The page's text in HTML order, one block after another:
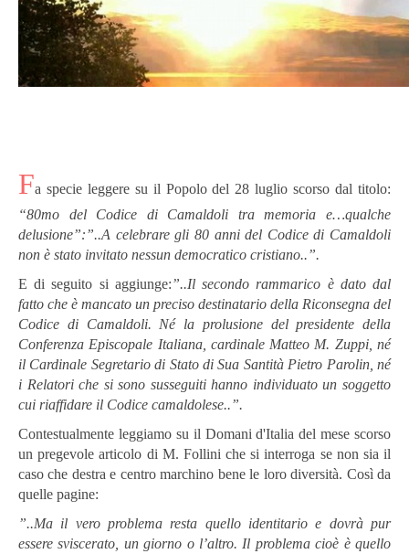
Fa specie leggere su il Popolo del 28 luglio scorso dal titolo:
“80mo del Codice di Camaldoli tra memoria e…qualche
delusione”:”..A celebrare gli 80 anni del Codice di Camaldoli
non è stato invitato nessun democratico cristiano..”.
E di seguito si aggiunge:”..Il secondo rammarico è dato dal
fatto che è mancato un preciso destinatario della Riconsegna del
Codice di Camaldoli. Né la prolusione del presidente della
Conferenza Episcopale Italiana, cardinale Matteo M. Zuppi, né
il Cardinale Segretario di Stato di Sua Santità Pietro Parolin, né
i Relatori che si sono susseguiti hanno individuato un soggetto
cui riaffidare il Codice camaldolese..”.
Contestualmente leggiamo su il Domani d'Italia del mese scorso
un pregevole articolo di M. Follini che si interroga se non sia il
caso che destra e centro marchino bene le loro diversità. Così da
quelle pagine:
”..Ma il vero problema resta quello identitario e dovrà pur
essere sviscerato, un giorno o l’altro. Il problema cioè è quello